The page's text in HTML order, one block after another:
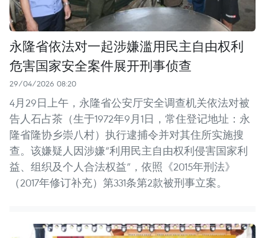
永隆省依法对一起涉嫌滥用民主自由权利
危害国家安全案件展开刑事侦查
29/04/2026 08:20
4月29日上午，永隆省公安厅安全调查机关依法对被
告人石占茶（生于1972年9月1日，常住登记地址：永
隆省隆协乡崇八村）执行逮捕令并对其住所实施搜
查。该嫌疑人因涉嫌“利用民主自由权利侵害国家利
益、组织及个人合法权益”，依照《2015年刑法》
（2017年修订补充）第331条第2款被刑事立案。